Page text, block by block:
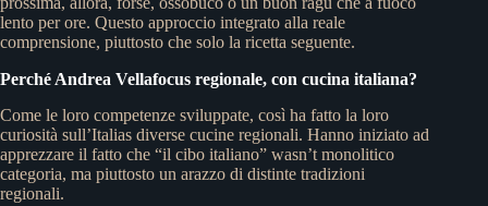
lento per ore. Questo approccio integrato alla reale
comprensione, piuttosto che solo la ricetta seguente.
Perché Andrea Vellafocus regionale, con cucina italiana?
Come le loro competenze sviluppate, così ha fatto la loro
curiosità sull’Italias diverse cucine regionali. Hanno iniziato ad
apprezzare il fatto che “il cibo italiano” wasn’t monolitico
categoria, ma piuttosto un arazzo di distinte tradizioni
regionali.